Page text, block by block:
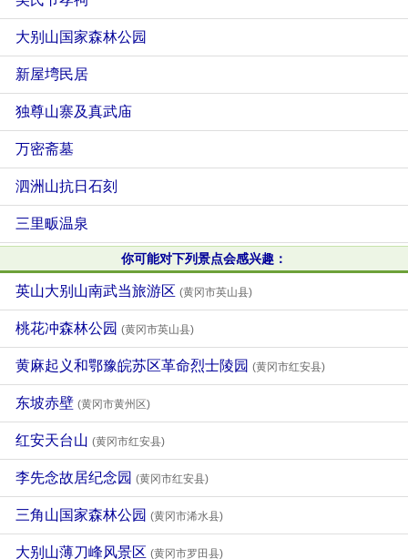
大别山国家森林公园
新屋塆民居
独尊山寨及真武庙
万密斋墓
泗洲山抗日石刻
三里畈温泉
你可能对下列景点会感兴趣：
英山大别山南武当旅游区 (黄冈市英山县)
桃花冲森林公园 (黄冈市英山县)
黄麻起义和鄂豫皖苏区革命烈士陵园 (黄冈市红安县)
东坡赤壁 (黄冈市黄州区)
红安天台山 (黄冈市红安县)
李先念故居纪念园 (黄冈市红安县)
三角山国家森林公园 (黄冈市浠水县)
大别山薄刀峰风景区 (黄冈市罗田县)